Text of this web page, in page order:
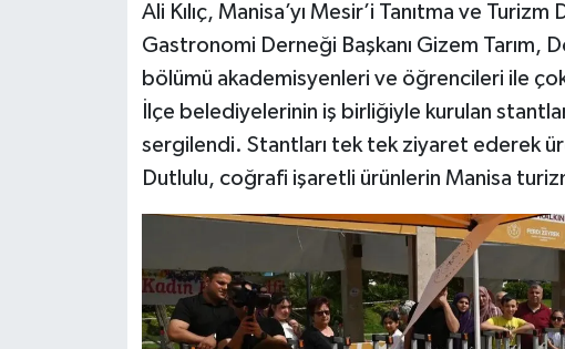
Ali Kılıç, Manisa’yı Mesir’i Tanıtma ve
Gastronomi Derneği Başkanı Gizem Tarım,
bölümü akademisyenleri ve öğrencileri ile çok
İlçe belediyelerinin iş birliğiyle kurulan
sergilendi. Stantları tek tek ziyaret ederek
Dutlulu, coğrafi işaretli ürünlerin Manisa